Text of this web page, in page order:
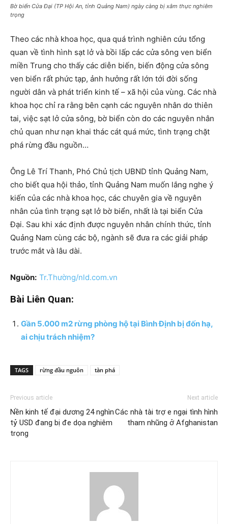
Bờ biển Cửa Đại (TP Hội An, tỉnh Quảng Nam) ngày càng bị xâm thực nghiêm
trọng
Theo các nhà khoa học, qua quá trình nghiên cứu tổng
quan về tình hình sạt lở và bồi lấp các cửa sông ven biển
miền Trung cho thấy các diễn biến, biến động cửa sông
ven biển rất phức tạp, ảnh hưởng rất lớn tới đời sống
người dân và phát triển kinh tế – xã hội của vùng. Các nhà
khoa học chỉ ra rằng bên cạnh các nguyên nhân do thiên
tai, việc sạt lở cửa sông, bờ biển còn do các nguyên nhân
chủ quan như nạn khai thác cát quá mức, tình trạng chặt
phá rừng đầu nguồn…
Ông Lê Trí Thanh, Phó Chủ tịch UBND tỉnh Quảng Nam,
cho biết qua hội thảo, tỉnh Quảng Nam muốn lắng nghe ý
kiến của các nhà khoa học, các chuyên gia về nguyên
nhân của tình trạng sạt lở bờ biển, nhất là tại biển Cửa
Đại. Sau khi xác định được nguyên nhân chính thức, tỉnh
Quảng Nam cùng các bộ, ngành sẽ đưa ra các giải pháp
trước mắt và lâu dài.
Nguồn: Tr.Thường/nld.com.vn
Bài Liên Quan:
Gần 5.000 m2 rừng phòng hộ tại Bình Định bị đốn hạ,
ai chịu trách nhiệm?
TAGS rừng đầu nguôn tàn phá
Previous article
Nền kinh tế đại dương 24 nghìn
tỷ USD đang bị đe dọa nghiêm
trọng
Next article
Các nhà tài trợ e ngại tình hình
tham nhũng ở Afghanistan